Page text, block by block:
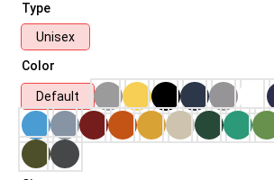
Type
Unisex
Color
Default